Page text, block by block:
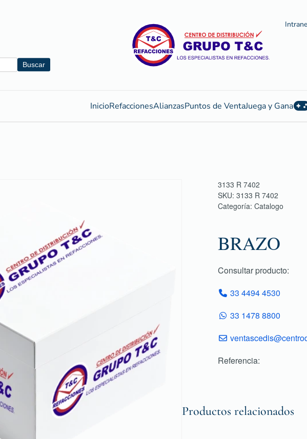
Buscar
InicioRefaccionesAlianzasPuntos de VentaJuega y Gana
3133 R 7402
SKU: 3133 R 7402
Categoría: Catalogo
BRAZO
Consultar producto:
33 4494 4530
33 1478 8800
Referencia:
Productos relacionados